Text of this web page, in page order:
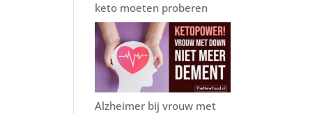
keto moeten proberen
Alzheimer bij vrouw met